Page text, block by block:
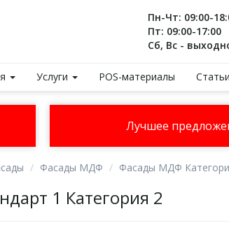
Пн-Чт: 09:00-
Пт: 09:00-17:00
Сб, Вс -
Услуги POS-материалы Статьи
Лучшее
Фасады МДФ Фасады МДФ
1 Категория 2